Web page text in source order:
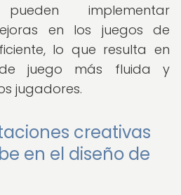
pueden implementar
en los juegos de
lo que resulta en
juego más fluida y
jugadores.
creativas
en el diseño de